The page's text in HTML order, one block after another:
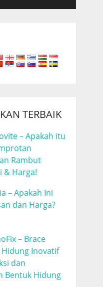
TERBAIK
– Apakah itu
Rambut
& Harga!
– Apakah Ini
dan Harga?
– Brace
Inovatif
dan
Bentuk Hidung